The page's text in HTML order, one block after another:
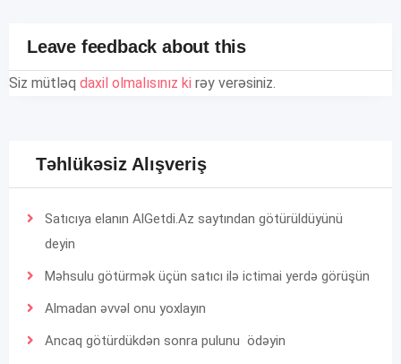
Leave feedback about this
Siz mütləq daxil olmalısınız ki rəy verəsiniz.
Təhlükəsiz Alışveriş
Satıcıya elanın AlGetdi.Az saytından götürüldüyünü
deyin
Məhsulu götürmək üçün satıcı ilə ictimai yerdə görüşün
Almadan əvvəl onu yoxlayın
Ancaq götürdükdən sonra pulunu ödəyin